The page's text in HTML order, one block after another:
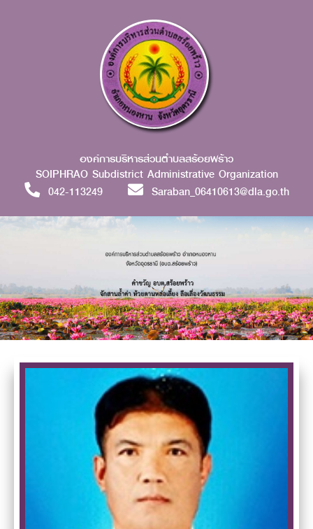
องค์การบริหารส่วนตำบลสร้อยพร้าว
SOIPHRAO Subdistrict Administrative Organization
042-113249
Saraban_06410613@dla.go.th